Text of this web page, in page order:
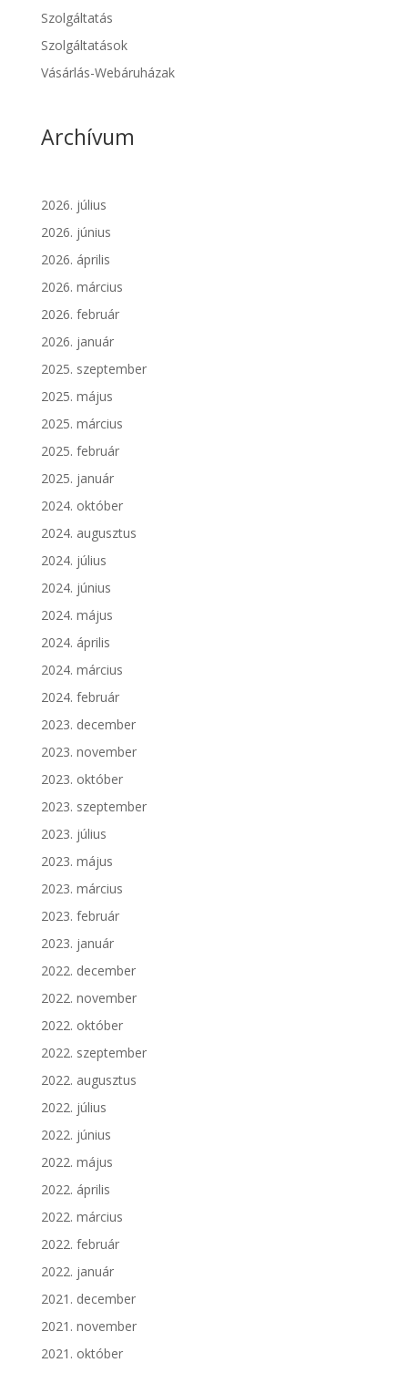
Szolgáltatás
Szolgáltatások
Vásárlás-Webáruházak
Archívum
2026. július
2026. június
2026. április
2026. március
2026. február
2026. január
2025. szeptember
2025. május
2025. március
2025. február
2025. január
2024. október
2024. augusztus
2024. július
2024. június
2024. május
2024. április
2024. március
2024. február
2023. december
2023. november
2023. október
2023. szeptember
2023. július
2023. május
2023. március
2023. február
2023. január
2022. december
2022. november
2022. október
2022. szeptember
2022. augusztus
2022. július
2022. június
2022. május
2022. április
2022. március
2022. február
2022. január
2021. december
2021. november
2021. október